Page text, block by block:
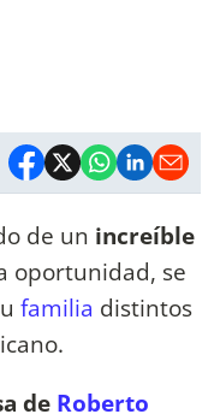
de un increíble
oportunidad, se
familia distintos
de Roberto